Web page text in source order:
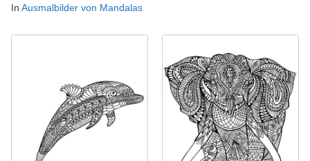
In Ausmalbilder von Mandalas